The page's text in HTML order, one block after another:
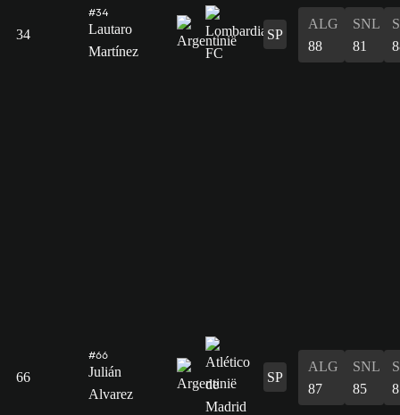
34
#34
Lautaro
Martínez
SP
ALG
88
SNL
81
66
#66
Julián
Alvarez
SP
ALG
87
SNL
85